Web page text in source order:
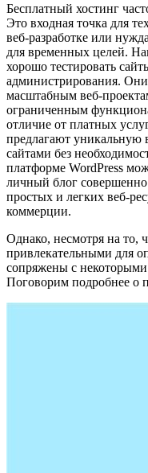
Бесплатный хостинг
Это входная точка для
веб-разработке или
для временных целей.
хорошо тестировать
администрирования.
масштабным веб-
ограниченным
отличие от платных
предлагают уникальную
сайтами без
платформе WordPress
личный блог
простых и легких веб-
коммерции.
Однако, несмотря на то,
привлекательными для
сопряжены с
Поговорим подробнее о